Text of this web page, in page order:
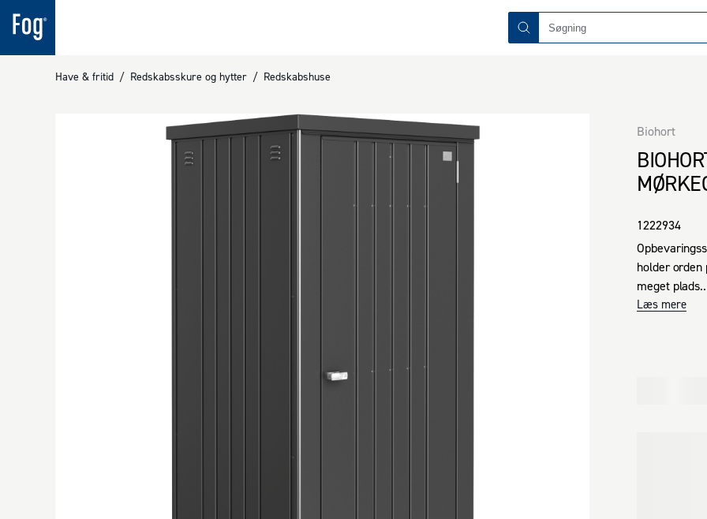
Have & fritid / Redskabsskure og hytter / Redskabshuse
Biohort
1222934
holder
meget plads.
Dine
Læs mere